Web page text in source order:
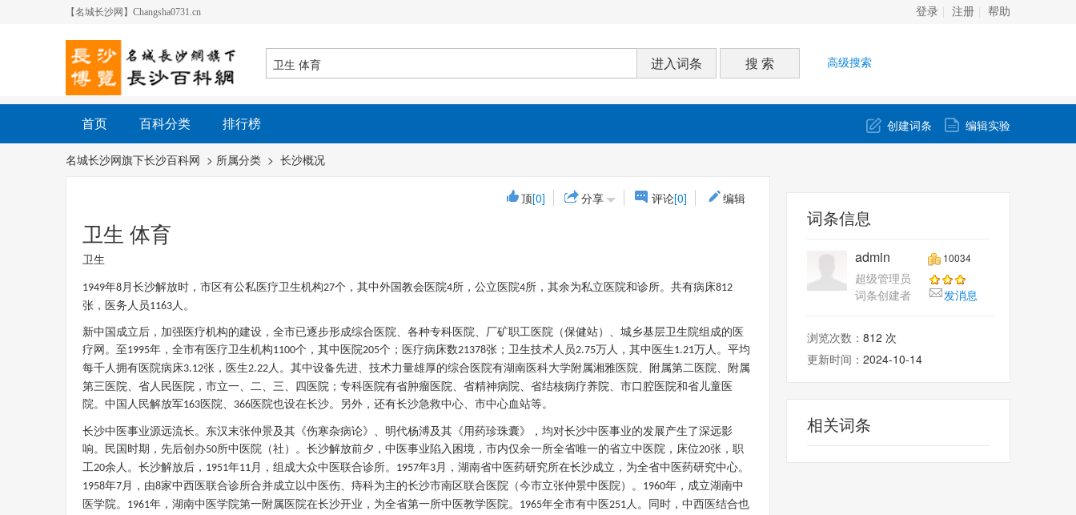
【名城长沙网】Changsha0731.cn 登录 注册 帮助
高级搜索
首页 百科分类 排行榜 创建词条 编辑实验
名城长沙网旗下长沙百科网 > 所属分类 > 长沙概况
顶[0] 分享 评论[0] 编辑
卫生 体育
卫生
1949年8 月长沙解放时，市区有公私医疗卫生机构27个，其中外国教会医院4所，公立医院4所，其余为私立医院和诊所。共有病床812
张，医务人员1163 人。
新中国成立后，加强医疗机构的建设，全市已逐步形成综合医院、各种专科医院、厂矿职工医院（保健站）、城乡基层卫生院组成的医
疗网。至 1995年，全市有医疗卫生机构1100个，其中医院205个；医疗病床数21378张；卫生技术人员2.75万人，其中医生1.21万人。平均
每千人拥有医院病床3.12张，医生2.22人。其中设备先进、技术力量雄厚的综合医院有湖南医科大学附属湘雅医院、附属第二医院、附属
第三医院、省人民医院，市立一、二、三、四医院；专科医院有省肿瘤医院、省精神病院、省结核病疗养院、市口腔医院和省儿童医
院。中国人民解放军163 医院、 366 医院也设在长沙。另外，还有长沙急救中心、市中心血站等。
长沙中医事业源远流长。东汉末张仲景及其《伤寒杂病论》、明代杨溥及其《用药珍珠囊》，均对长沙中医事业的发展产生了深远影
响。民国时期，先后创办50所中医院（社）。长沙解放前夕，中医事业陷入困境，市内仅余一所全省唯一的省立中医院，床位20张，职
工20余人。长沙解放后， 1951年11 月，组成大众中医联合诊所。 1957年3 月，湖南省中医药研究所在长沙成立，为全省中医药研究中心。
1958年7 月，由8家中西医联合诊所合并成立以中医伤、痔科为主的长沙市南区联合医院（今市立张仲景中医院）。 1960年，成立湖南中
医学院。 1961年，湖南中医学院第一附属医院在长沙开业，为全省第一所中医教学医院。 1965年全市有中医251 人。同时，中西医结合也
词条信息
admin 10034
超级管理员
词条创建者
发消息
浏览次数： 812 次
更新时间： 2024-10-14
相关词条